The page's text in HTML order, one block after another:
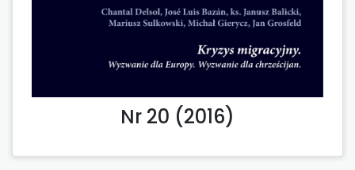
Nr 20 (2016)